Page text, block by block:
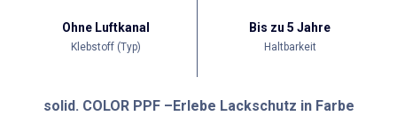
Ohne Luftkanal
Klebstoff (Typ)
Bis zu 5 Jahre
Haltbarkeit
solid. COLOR PPF –Erlebe Lackschutz in Farbe